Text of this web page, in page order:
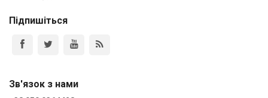
Підпишіться
Зв'язок з нами